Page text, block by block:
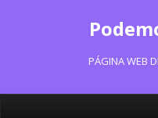
PÁGINA WEB